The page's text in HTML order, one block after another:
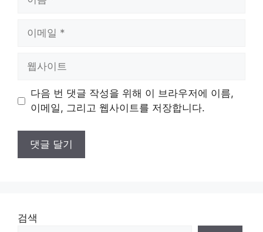
트
다음 번 댓글 작성을 위해 이 브라우저에 이름,
이메일, 그리고 웹사이트를 저장합니다.
검색